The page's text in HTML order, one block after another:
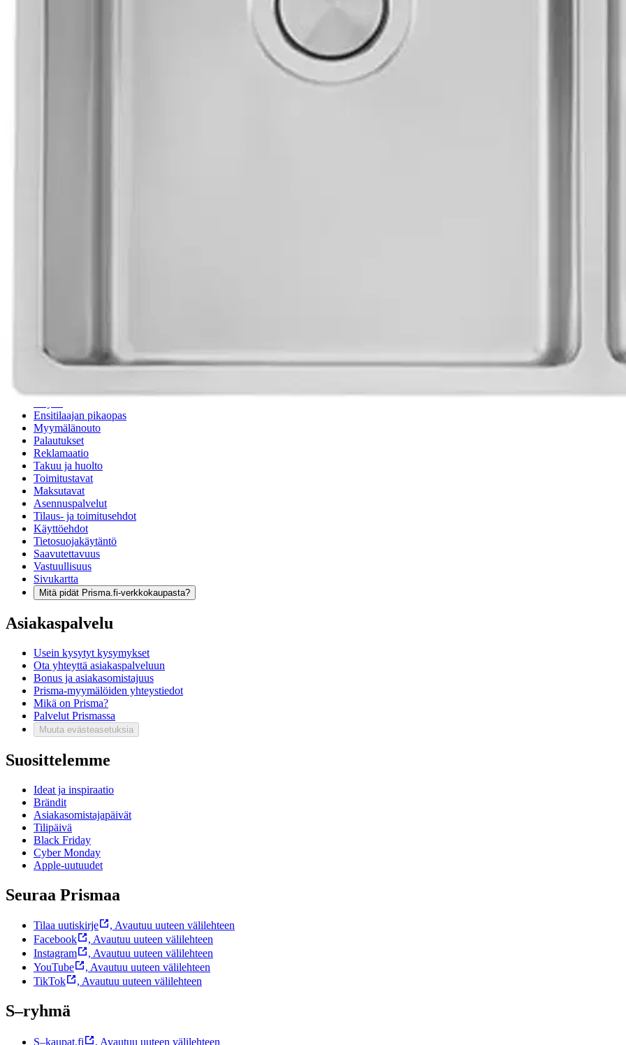
Verkkokauppa
Ensitilaajan pikaopas
Myymälänouto
Palautukset
Reklamaatio
Takuu ja huolto
Toimitustavat
Maksutavat
Asennuspalvelut
Tilaus- ja toimitusehdot
Käyttöehdot
Tietosuojakäytäntö
Saavutettavuus
Vastuullisuus
Sivukartta
Mitä pidät Prisma.fi-verkkokaupasta?
Asiakaspalvelu
Usein kysytyt kysymykset
Ota yhteyttä asiakaspalveluun
Bonus ja asiakasomistajuus
Prisma-myymälöiden yhteystiedot
Mikä on Prisma?
Palvelut Prismassa
Muuta evästeasetuksia
Suosittelemme
Ideat ja inspiraatio
Brändit
Asiakasomistajapäivät
Tilipäivä
Black Friday
Cyber Monday
Apple-uutuudet
Seuraa Prismaa
Tilaa uutiskirje , Avautuu uuteen välilehteen
Facebook
, Avautuu uuteen välilehteen
Instagram
, Avautuu uuteen välilehteen
YouTube
, Avautuu uuteen välilehteen
TikTok
, Avautuu uuteen välilehteen
S–ryhmä
S–kaupat.fi , Avautuu uuteen välilehteen